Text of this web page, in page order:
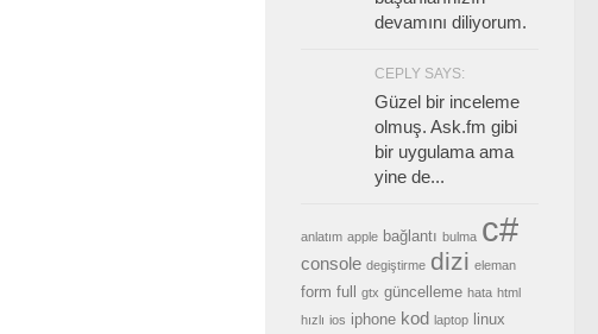
devamını diliyorum.
CEPLY SAYS:
Güzel bir inceleme
olmuş. Ask.fm gibi
bir uygulama ama
yine de...
anlatım apple bağlantı bulma c#
console degiştirme dizi eleman
form full gtx güncelleme hata html
hızlı ios iphone kod laptop linux